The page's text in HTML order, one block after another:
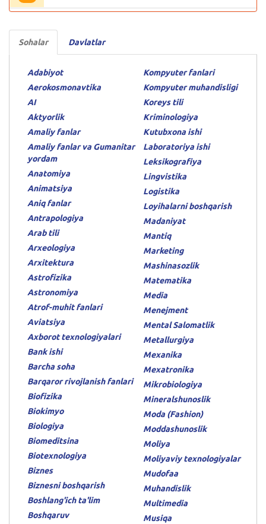
Sohalar Davlatlar
Adabiyot
Aerokosmonavtika
AI
Aktyorlik
Amaliy fanlar
Amaliy fanlar va Gumanitar
yordam
Anatomiya
Animatsiya
Aniq fanlar
Antrapologiya
Arab tili
Arxeologiya
Arxitektura
Astrofizika
Astronomiya
Atrof-muhit fanlari
Aviatsiya
Axborot texnologiyalari
Bank ishi
Barcha soha
Barqaror rivojlanish fanlari
Biofizika
Biokimyo
Biologiya
Biomeditsina
Biotexnologiya
Biznes
Biznesni boshqarish
Boshlang'ich ta'lim
Boshqaruv
Kompyuter fanlari
Kompyuter muhandisligi
Koreys tili
Kriminologiya
Kutubxona ishi
Laboratoriya ishi
Leksikografiya
Lingvistika
Logistika
Loyihalarni boshqarish
Madaniyat
Mantiq
Marketing
Mashinasozlik
Matematika
Media
Menejment
Mental Salomatlik
Metallurgiya
Mexanika
Mexatronika
Mikrobiologiya
Mineralshunoslik
Moda (Fashion)
Moddashunoslik
Moliya
Moliyaviy texnologiyalar
Mudofaa
Muhandislik
Multimedia
Musiqa